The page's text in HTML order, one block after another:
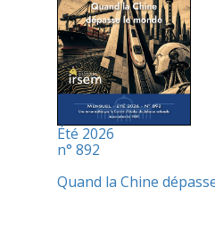
Été 2026
n° 892
Quand la Chine